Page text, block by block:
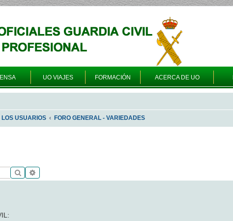
UO VIAJES FORMACIÓN ACERCA DE UO
LOS USUARIOS FORO GENERAL - VARIEDADES
Buscar